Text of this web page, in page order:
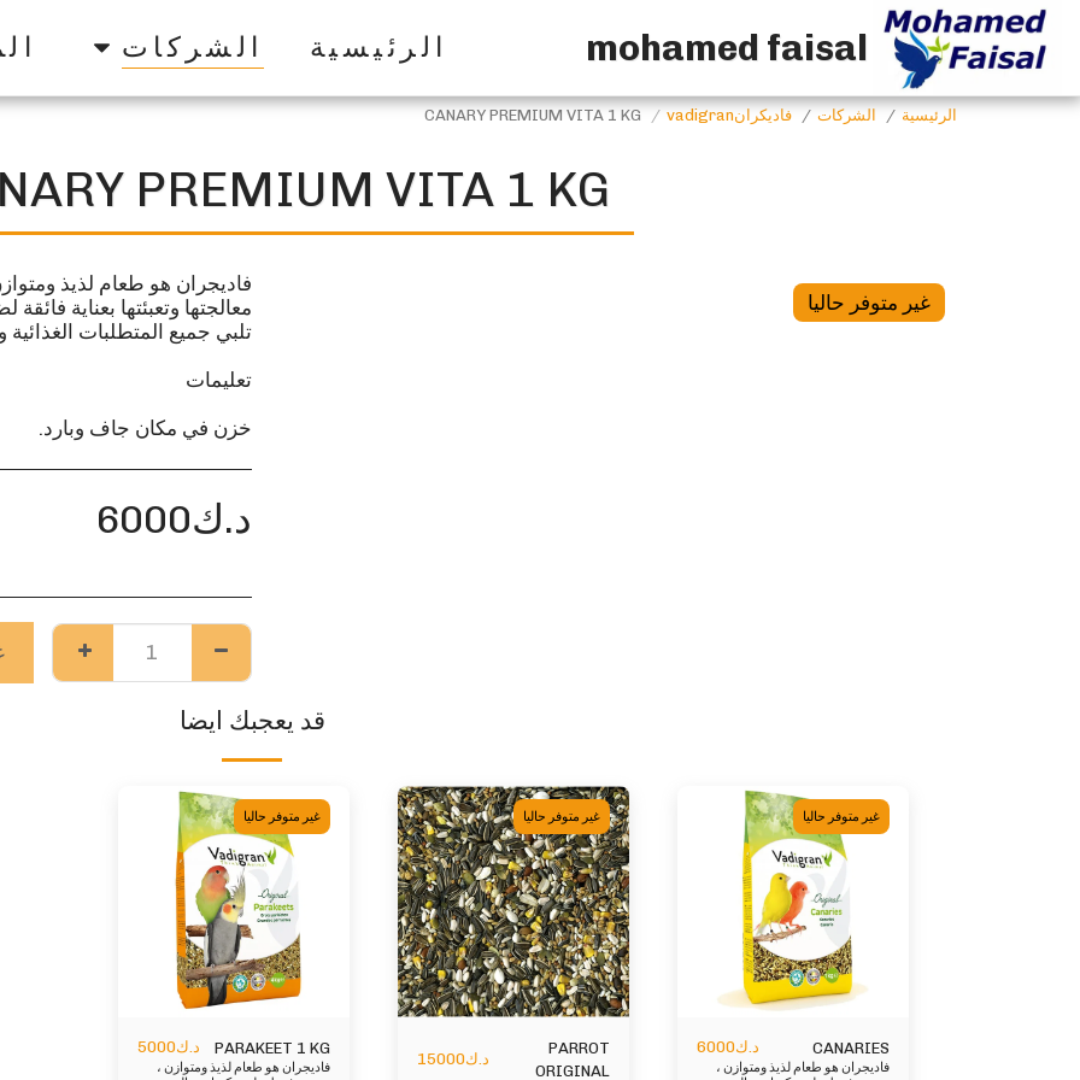
mohamed faisal الرئيسية الشركات
الرئيسية الشركات فاديكرانvadigran CANARY PREMIUM VITA 1 KG
PREMIUM VITA 1 KG
غير متوفر حاليا
فاديجران هو طعام لذيذ
معالجتها وتعبئتها بعناية
خزن في مكان جاف وبارد.
د.ك6000
قد يعجبك ايضا
غير متوفر حاليا
CANARIES د.ك6000
فاديجران هو طعام لذيذ ومتوازن ،
غير متوفر حاليا
PARROT
ORIGINAL
د.ك15000
غير متوفر حاليا
PARAKEET 1 KG د.ك5000
فاديجران هو طعام لذيذ ومتوازن ،